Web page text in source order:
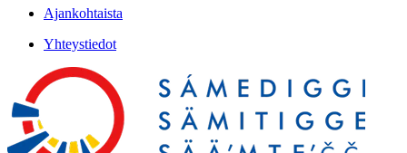
Ajankohtaista
Yhteystiedot